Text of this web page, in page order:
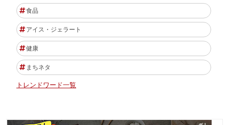
食品
アイス・ジェラート
健康
まちネタ
トレンドワード一覧